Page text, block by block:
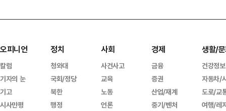
오피니언
칼럼
기자의 눈
기고
시사만평
정치
청와대
국회/정당
북한
행정
사회
사건사고
교육
노동
언론
경제
금융
증권
산업/재계
중기/벤처
생활/
건강정보
자동차/
도로/교
여행/레